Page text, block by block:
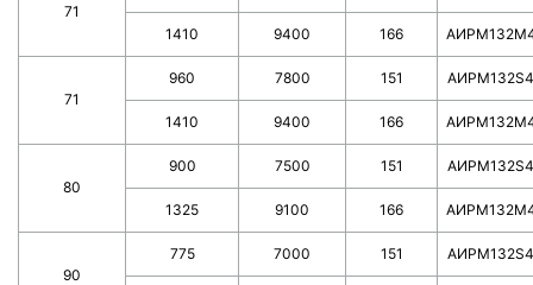
71
1410 9400 166
71
960 7800 151
1410 9400 166
80
900 7500 151
1325 9100 166
90
775 7000 151